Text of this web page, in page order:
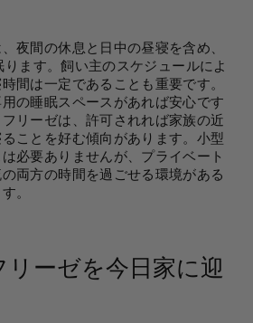
夜間の休息と日中の昼寝を含め、
ります。飼い主のスケジュールによ
間は一定であることも重要です。
の睡眠スペースがあれば安心です
リーゼは、許可されれば家族の近
ことを好む傾向があります。小型
必要ありませんが、プライベート
両方の時間を過ごせる環境がある
。
リーゼを今日家に迎